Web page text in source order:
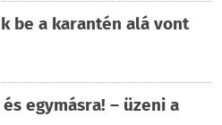
be a karantén alá vont
egymásra! – üzeni a